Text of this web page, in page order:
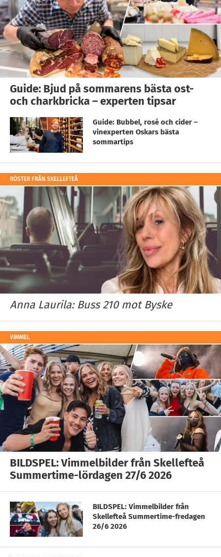
Guide: Bjud på sommarens bästa ost-
och charkbricka – experten tipsar
Guide: Bubbel, rosé och cider –
vinexperten Oskars bästa
sommartips
RÖSTER FRÅN SKELLEFTEÅ
Anna Laurila: Buss 210 mot Byske
VIMMEL
BILDSPEL: Vimmelbilder från Skellefteå
Summertime-lördagen 27/6 2026
BILDSPEL: Vimmelbilder från
Skellefteå Summertime-fredagen
26/6 2026